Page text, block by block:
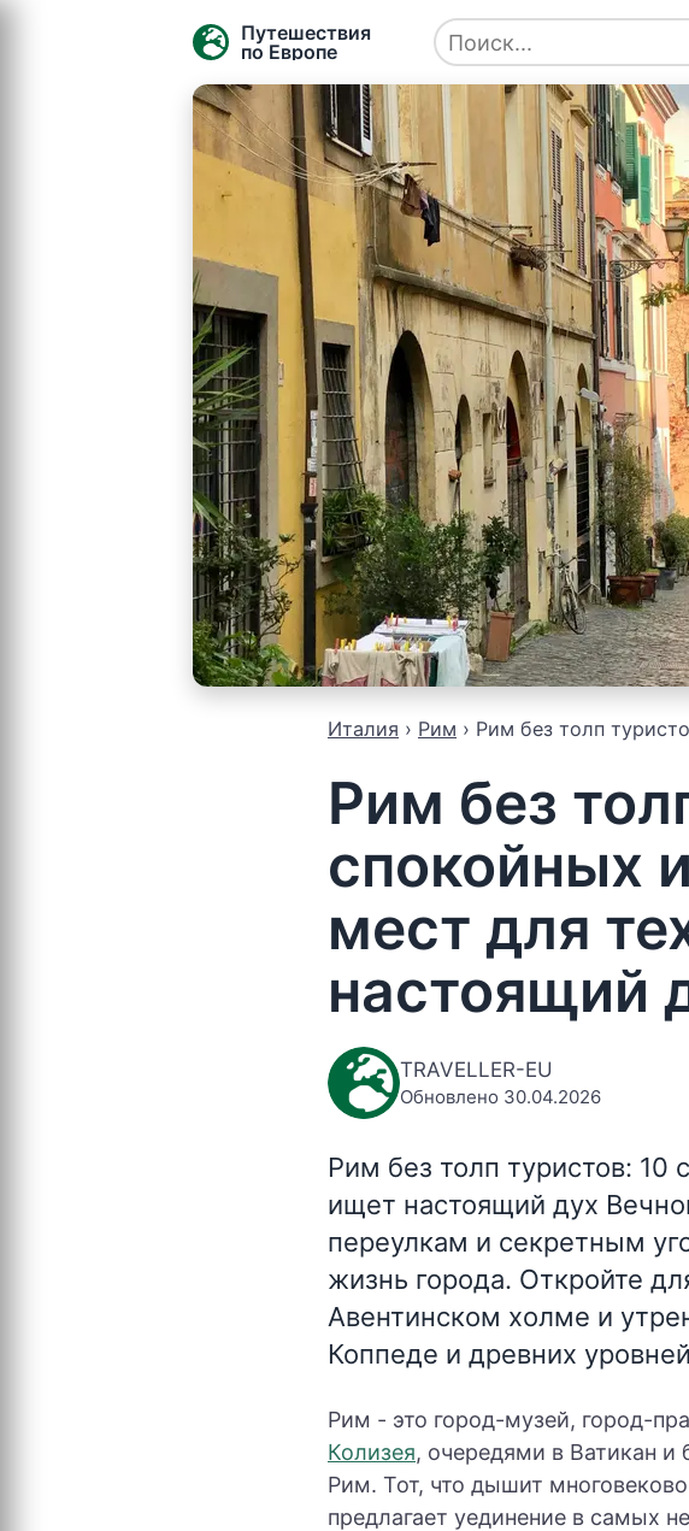
Путешествия
по Европе
Италия Рим Рим без толп
Рим без
спокойных
мест для
настоящий
TRAVELLER-EU
Обновлено 30.04.2026
Рим без толп туристов:
ищет настоящий дух
переулкам и секретным
жизнь города. Откройте
Авентинском холме и
Коппеде и древних
Рим - это город-музей, город-
Колизея, очередями в Ватикан и
Рим. Тот, что дышит
предлагает уединение в самых